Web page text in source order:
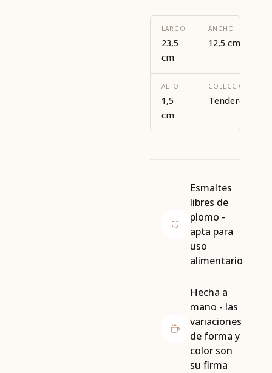
LARGO
23,5
cm
ANCHO
12,5 cm
ALTO
1,5
cm
COLECCION
Tenderete
Esmaltes
libres de
plomo -
apta para
uso
alimentario
Hecha a
mano - las
variaciones
de forma y
color son
su firma